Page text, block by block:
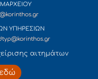
ΥΠΗΡΕΣΙΩΝ
αιτημάτων